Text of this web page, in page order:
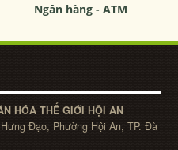
Ngân hàng - ATM
HÓA THẾ GIỚI HỘI AN
Đạo, Phường Hội An, TP. Đà